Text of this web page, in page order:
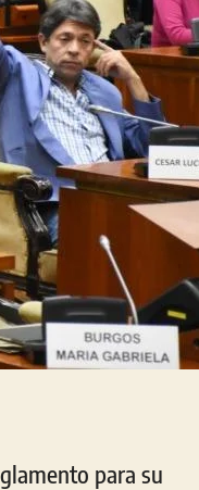
para su